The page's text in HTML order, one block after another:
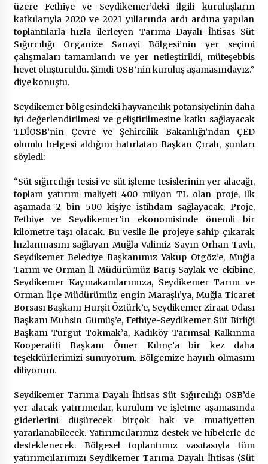
üzere Fethiye ve Seydikemer’deki ilgili kuruluşların
katkılarıyla 2020 ve 2021 yıllarında ardı ardına yapılan
toplantılarla hızla ilerleyen Tarıma Dayalı İhtisas Süt
Sığırcılığı Organize Sanayi Bölgesi’nin yer seçimi
çalışmaları tamamlandı ve yer netleştirildi, müteşebbis
heyet oluşturuldu. Şimdi OSB’nin kuruluş aşamasındayız.”
diye konuştu.
Seydikemer bölgesindeki hayvancılık potansiyelinin daha
iyi değerlendirilmesi ve geliştirilmesine katkı sağlayacak
TDİOSB’nin Çevre ve Şehircilik Bakanlığı’ndan ÇED
olumlu belgesi aldığını hatırlatan Başkan Çıralı, şunları
söyledi:
“Süt sığırcılığı tesisi ve süt işleme tesislerinin yer alacağı,
toplam yatırım maliyeti 400 milyon TL olan proje, ilk
aşamada 2 bin 500 kişiye istihdam sağlayacak. Proje,
Fethiye ve Seydikemer’in ekonomisinde önemli bir
kilometre taşı olacak. Bu vesile ile projeye sahip çıkarak
hızlanmasını sağlayan Muğla Valimiz Sayın Orhan Tavlı,
Seydikemer Belediye Başkanımız Yakup Otgöz’e, Muğla
Tarım ve Orman İl Müdürümüz Barış Saylak ve ekibine,
Seydikemer Kaymakamlarımıza, Seydikemer Tarım ve
Orman İlçe Müdürümüz engin Maraşlı’ya, Muğla Ticaret
Borsası Başkanı Hurşit Öztürk’e, Seydikemer Ziraat Odası
Başkanı Muhsin Gümüş’e, Fethiye-Seydikemer Süt Birliği
Başkanı Turgut Tokmak’a, Kadıköy Tarımsal Kalkınma
Kooperatifi Başkanı Ömer Kılınç’a bir kez daha
teşekkürlerimizi sunuyorum. Bölgemize hayırlı olmasını
diliyorum.
Seydikemer Tarıma Dayalı İhtisas Süt Sığırcılığı OSB’de
yer alacak yatırımcılar, kurulum ve işletme aşamasında
giderlerini düşürecek birçok hak ve muafiyetten
yararlanabilecek. Yatırımcılarımız destek ve hibelerle de
desteklenecek. Bölgesel toplantımız vasıtasıyla tüm
yatırımcılarımızı Seydikemer Tarıma Dayalı İhtisas (Süt